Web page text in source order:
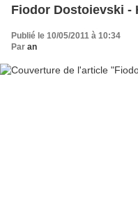
Fiodor Dostoievski -
Publié le 10/05/2011 à 10:34
Par an